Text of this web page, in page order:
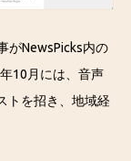
がNewsPicks内の
10月には、音声
トを招き、地域経